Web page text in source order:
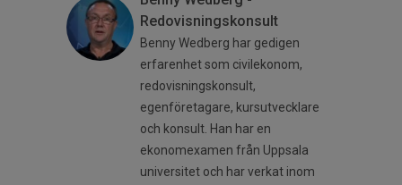
Redovisningskonsult
Benny Wedberg har gedigen
erfarenhet som civilekonom,
redovisningskonsult,
egenföretagare, kursutvecklare
och konsult. Han har en
ekonomexamen från Uppsala
universitet och har verkat inom